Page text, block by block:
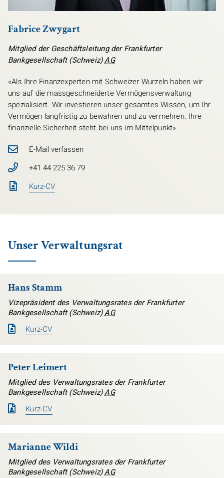
Fabrice Zwygart
Mitglied der Geschäftsleitung der Frankfurter
Bankgesellschaft (Schweiz)AG
«Als Ihre Finanzexperten mit Schweizer Wurzeln haben wir
uns auf die massgeschneiderte Vermögensverwaltung
spezialisiert. Wir investieren unser gesamtes Wissen, um Ihr
Vermögen langfristig zu bewahren und zu vermehren. Ihre
finanzielle Sicherheit steht bei uns im Mittelpunkt»
E-Mail verfassen
+41 44 225 36 79
Kurz-CV
Unser Verwaltungsrat
Hans Stamm
Vizepräsident des Verwaltungsrates der Frankfurter
Bankgesellschaft (Schweiz)AG
Kurz-CV
Peter Leimert
Mitglied des Verwaltungsrates der Frankfurter
Bankgesellschaft (Schweiz)AG
Kurz-CV
Marianne Wildi
Mitglied des Verwaltungsrates der Frankfurter
Bankgesellschaft (Schweiz)AG